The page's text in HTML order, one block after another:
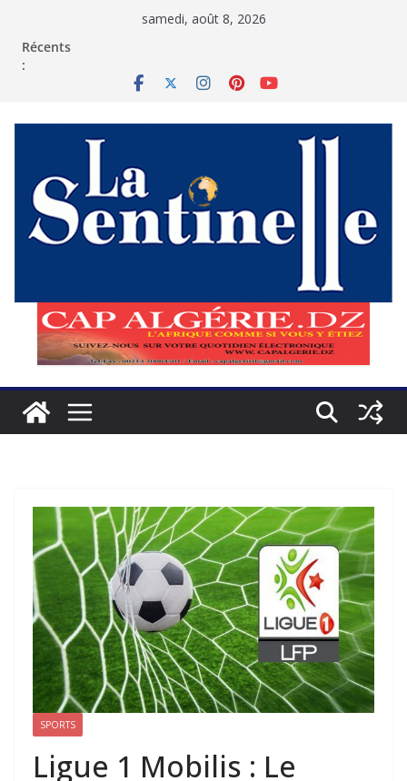
samedi, août 8, 2026
Récents
:
SPORTS
Ligue 1 Mobilis : Le